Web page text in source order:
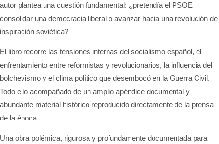
autor plantea una cuestión fundamental: ¿pretendía el PSOE
consolidar una democracia liberal o avanzar hacia una revolución de
inspiración soviética?
El libro recorre las tensiones internas del socialismo español, el
enfrentamiento entre reformistas y revolucionarios, la influencia del
bolchevismo y el clima político que desembocó en la Guerra Civil.
Todo ello acompañado de un amplio apéndice documental y
abundante material histórico reproducido directamente de la prensa
de la época.
Una obra polémica, rigurosa y profundamente documentada para